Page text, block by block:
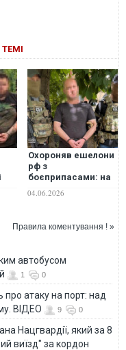
Охороняв ешелони
рф з
боєприпасами: на
затримала
04.06.2026
Правила коментування ! »
автобусом
1 0
про атаку на порт: над
ВІДЕО
9 0
Нацгвардії, який за 8
виїзд" за кордон